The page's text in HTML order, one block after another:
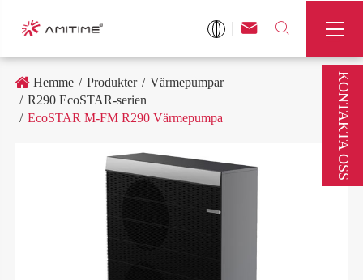
 

Hemme Produkter
Värmepumpar
R290 EcoSTAR-serien
EcoSTAR M-FM R290 Värmepumpa
KONTAKTA OSS